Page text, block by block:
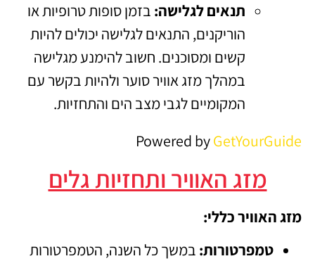
תנאים לגלישה: בזמן סופות טרופיות או
הוריקנים, התנאים לגלישה יכולים להיות
קשים ומסוכנים. חשוב להימנע מגלישה
במהלך מזג אוויר סוער ולהיות בקשר עם
המקומיים לגבי מצב הים והתחזיות.
Powered byGetYourGuide
מזג האוויר ותחזיות גלים
מזג האוויר כללי:
טמפרטורות: במשך כל השנה, הטמפרטורות